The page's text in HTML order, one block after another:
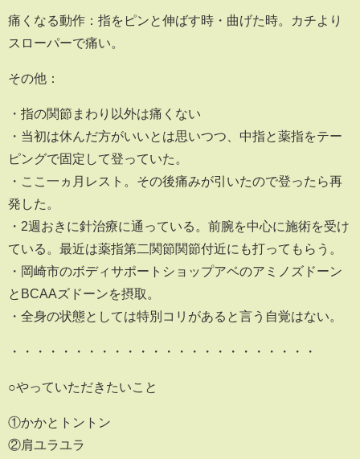
痛くなる動作：指をピンと伸ばす時・曲げた時。カチより
スローパーで痛い。
その他：
・指の関節まわり以外は痛くない
・当初は休んだ方がいいとは思いつつ、中指と薬指をテー
ピングで固定して登っていた。
・ここ一ヵ月レスト。その後痛みが引いたので登ったら再
発した。
・2週おきに針治療に通っている。前腕を中心に施術を受け
ている。最近は薬指第二関節関節付近にも打ってもらう。
・岡崎市のボディサポートショップアベのアミノズドーン
とBCAAズドーンを摂取。
・全身の状態としては特別コリがあると言う自覚はない。
・・・・・・・・・・・・・・・・・・・・・・・・
○やっていただきたいこと
①かかとトントン
②肩ユラユラ